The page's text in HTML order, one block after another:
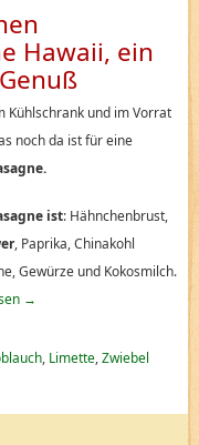
Hawaii, ein
Kühlschrank und im Vorrat
noch da ist für eine
ist: Hähnchenbrust,
, Paprika, Chinakohl
Gewürze und Kokosmilch.
→
, Limette,Zwiebel